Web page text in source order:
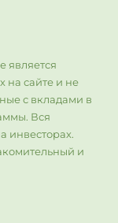
является
на сайте и не
с вкладами в
Вся
инвесторах.
и